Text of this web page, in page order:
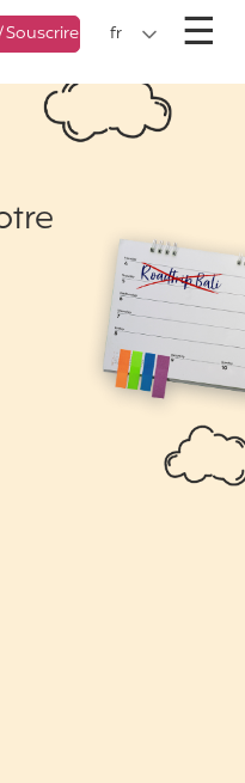
Voyages
Souscrire fr ☰